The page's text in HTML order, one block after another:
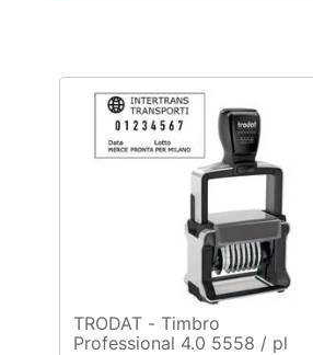
Brico e Giardinaggio
Salute e igiene
Prima infanzia
TRODAT - Timbro
Professional 4.0 5558 / pl